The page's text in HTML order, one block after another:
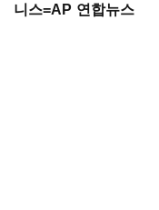
니스=AP 연합뉴스